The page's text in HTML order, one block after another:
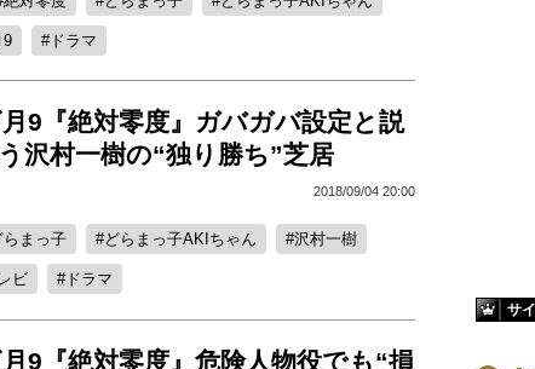
9 ドラマ
9『絶対零度』ガバガバ設定と説
沢村一樹の“独り勝ち”芝居
2018/09/04 20:00
らまっ子 どらまっ子AKIちゃん 沢村一樹
ビ ドラマ
9『絶対零度』危険人物役でも“損
サ